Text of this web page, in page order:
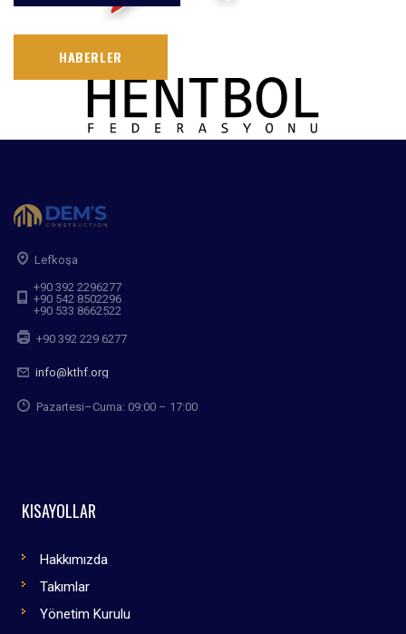
HABERLER
Lefkoşa
+90 392 2296277
+90 542 8502296
+90 533 8662522
+90 392 229 6277
info@kthf.org
Pazartesi–Cuma: 09:00 – 17:00
KISAYOLLAR
Hakkımızda
Takımlar
Yönetim Kurulu